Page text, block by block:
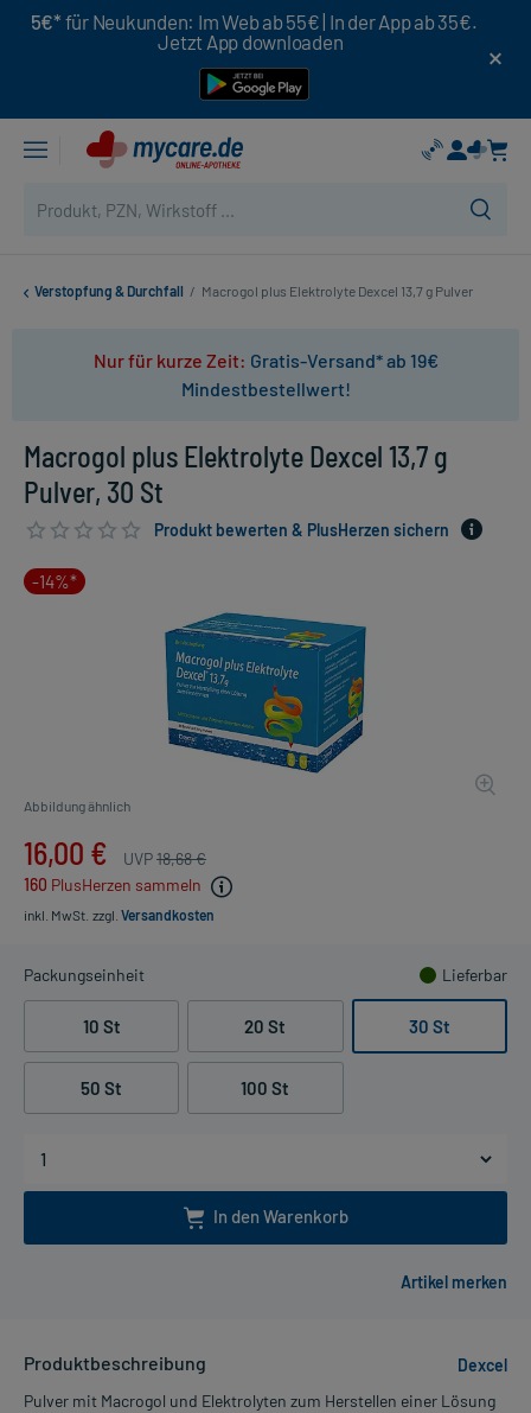
5€* für Neukunden: Im Web ab 55€ | In der App ab 35€.
Jetzt App downloaden
Verstopfung & Durchfall / Macrogol plus Elektrolyte Dexcel 13,7 g Pulver
Nur für kurze Zeit: Gratis-Versand* ab 19€
Mindestbestellwert!
Macrogol plus Elektrolyte Dexcel 13,7 g
Pulver, 30 St
Produkt bewerten & PlusHerzen sichern
-14%*
Abbildung ähnlich
16,00 € UVP18,68 €
160 PlusHerzen sammeln
inkl. MwSt. zzgl. Versandkosten
Packungseinheit Lieferbar
10 St 20 St 30 St
50 St 100 St
In den Warenkorb
Produktbeschreibung
Dexcel
Pulver mit Macrogol und Elektrolyten zum Herstellen einer Lösung